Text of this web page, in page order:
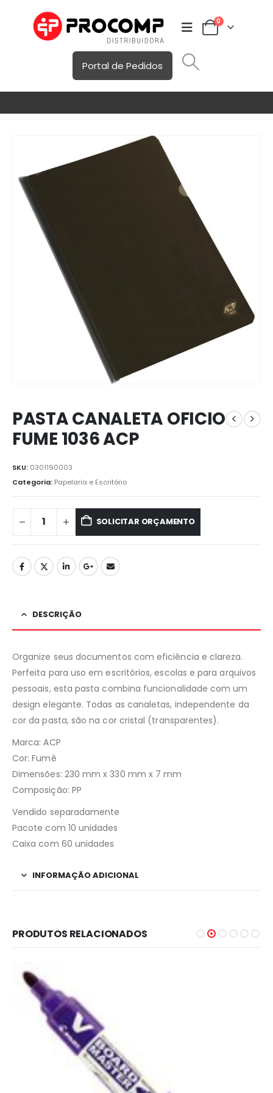
0
Portal de Pedidos
PASTA CANALETA OFICIO
FUME 1036 ACP
SKU: 0301190003
Categoria: Papelaria e Escritório
SOLICITAR ORÇAMENTO
DESCRIÇÃO
Organize seus documentos com eficiência e clareza.
Perfeita para uso em escritórios, escolas e para arquivos
pessoais, esta pasta combina funcionalidade com um
design elegante. Todas as canaletas, independente da
cor da pasta, são na cor cristal (transparentes).
Marca: ACP
Cor: Fumê
Dimensões: 230 mm x 330 mm x 7 mm
Composição: PP
Vendido separadamente
Pacote com 10 unidades
Caixa com 60 unidades
INFORMAÇÃO ADICIONAL
PRODUTOS RELACIONADOS